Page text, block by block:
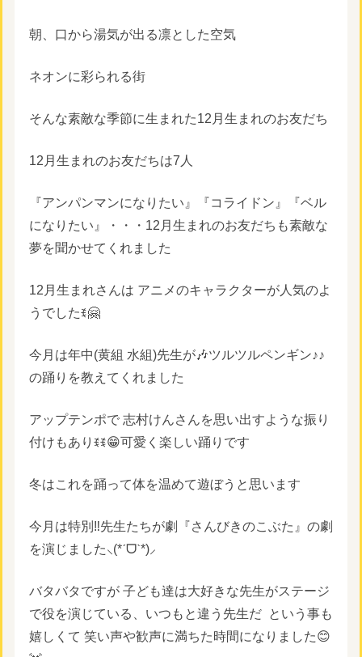
朝、口から湯気が出る凛とした空気
ネオンに彩られる街
そんな素敵な季節に生まれた12月生まれのお友だち
12月生まれのお友だちは7人
『アンパンマンになりたい』『コライドン』『ベル
になりたい』・・・12月生まれのお友だちも素敵な
夢を聞かせてくれました
12月生まれさんは アニメのキャラクターが人気のよ
うでしたꉂ🤗
今月は年中(黄組 水組)先生が🎶ツルツルペンギン♪♪
の踊りを教えてくれました
アップテンポで 志村けんさんを思い出すような振り
付けもありꉂꉂ😁可愛く楽しい踊りです
冬はこれを踊って体を温めて遊ぼうと思います
今月は特別‼️先生たちが劇『さんびきのこぶた』の劇
を演じました⸜(*ˊᗜˋ*)⸝
バタバタですが 子ども達は大好きな先生がステージ
で役を演じている、いつもと違う先生だ という事も
嬉しくて 笑い声や歓声に満ちた時間になりました😊